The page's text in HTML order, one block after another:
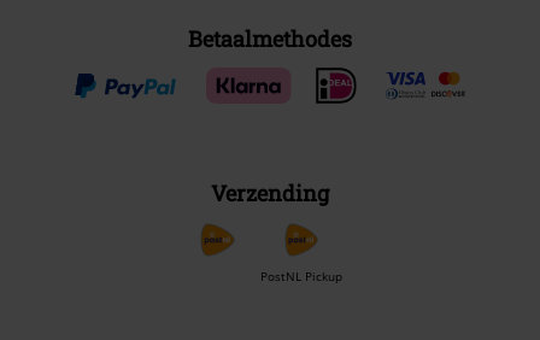
Betaalmethodes
Verzending
PostNL Pickup